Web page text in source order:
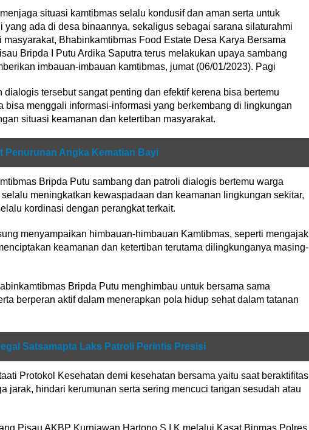
situasi kamtibmas selalu kondusif dan aman serta untuk
yang ada di desa binaannya, sekaligus sebagai sarana silaturahmi
Bhabinkamtibmas Food Estate Desa Karya Bersama
Bripda I Putu Ardika Saputra terus melakukan upaya sambang
imbauan-imbauan kamtibmas, jumat (06/01/2023). Pagi
tersebut sangat penting dan efektif kerena bisa bertemu
bisa menggali informasi-informasi yang berkembang di lingkungan
situasi keamanan dan ketertiban masyarakat.
Penurunan Angka Kematian Bayi
Bripda Putu sambang dan patroli dialogis bertemu warga
meningkatkan kewaspadaan dan keamanan lingkungan sekitar,
kordinasi dengan perangkat terkait.
menyampaikan himbauan-himbauan Kamtibmas, seperti mengajak
keamanan dan ketertiban terutama dilingkunganya masing-
Bripda Putu menghimbau untuk bersama sama
berperan aktif dalam menerapkan pola hidup sehat dalam tatanan
Satsamapta Laks Patroli Perintis Presisi
Protokol Kesehatan demi kesehatan bersama yaitu saat beraktifitas
jarak, hindari kerumunan serta sering mencuci tangan sesudah atau
Pisau AKBP Kurniawan Hartono S.I.K melalui Kasat Binmas Polres